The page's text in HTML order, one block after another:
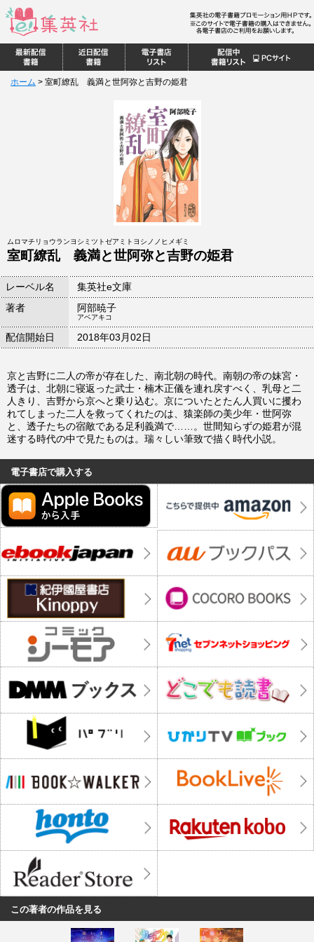
ホーム > 室町繚乱 義満と世阿弥と吉野の姫君
ムロマチリョウランヨシミツトゼアミトヨシノノヒメギミ
室町繚乱 義満と世阿弥と吉野の姫君
レーベル名
集英社e文庫
著者
阿部暁子
アベアキコ
配信開始日 2018年03月02日
京と吉野に二人の帝が存在した、南北朝の時代。南朝の帝の妹宮・
透子は、北朝に寝返った武士・楠木正儀を連れ戻すべく、乳母と二
人きり、吉野から京へと乗り込む。京についたとたん人買いに攫わ
れてしまった二人を救ってくれたのは、猿楽師の美少年・世阿弥
と、透子たちの宿敵である足利義満で……。世間知らずの姫君が混
迷する時代の中で見たものは。瑞々しい筆致で描く時代小説。
電子書店で購入する
この著者の作品を見る